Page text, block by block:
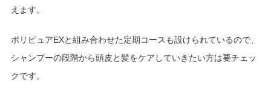
えます。
ポリピュアEXと組み合わせた定期コースも設けられているので、
シャンプーの段階から頭皮と髪をケアしていきたい方は要チェッ
クです。